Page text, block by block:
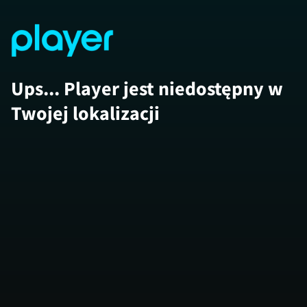
Ups... Player jest niedostępny w
Twojej lokalizacji